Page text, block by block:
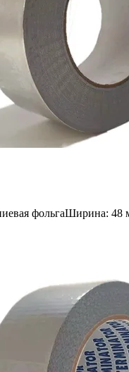
фольгаШирина: 48